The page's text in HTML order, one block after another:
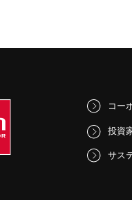
コー
投資
サス